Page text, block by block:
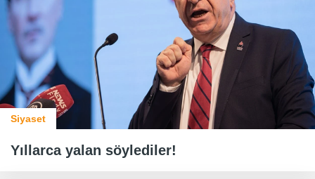
Siyaset
Yıllarca yalan söylediler!